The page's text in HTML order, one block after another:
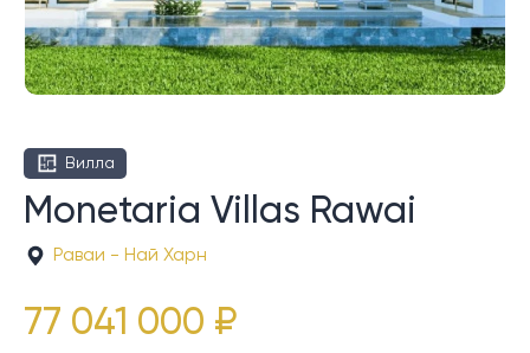
Вилла
Monetaria Villas Rawai
Раваи - Най Харн
77 041 000 ₽